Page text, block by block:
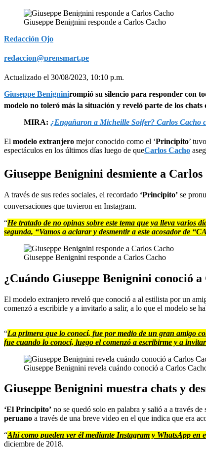
Giuseppe Benignini responde a Carlos Cacho
Redacción Ojo
redaccion@prensmart.pe
Actualizado el 30/08/2023, 10:10 p.m.
Giuseppe Benigninirompió su silencio para responder con
modelo no toleró más la situación y reveló parte de los
MIRA: ¿Engañaron a Micheille Soifer? Carlos Cacho
El modelo extranjero mejor conocido como el ‘Principito’
espectáculos en los últimos días luego de queCarlos Cacho
Giuseppe Benignini desmiente a Carlos
A través de sus redes sociales, el recordado ‘Principito’ se
conversaciones que tuvieron en Instagram.
“He tratado de no opinas sobre este tema que ya lleva varios
segunda, “Vamos a aclarar y desmentir a este acosador de
Giuseppe Benignini responde a Carlos Cacho
¿Cuándo Giuseppe Benignini conoció a
El modelo extranjero reveló que conoció a al estilista por un
comenzó a escribirle y a invitarlo a salir, a lo que el modelo se
“La primera que lo conocí, fue por medio de un gran amigo
fue cuando lo conocí, luego el comenzó a escribirme y a
Giuseppe Benignini revela cuándo conoció a Carlos
Giuseppe Benignini muestra chats y
‘El Principito’ no se quedó solo en palabra y salió a a través de
peruano a través de una breve video en el que indica que era
“Ahí como pueden ver él mediante Instagram y WhatsApp en
diciembre de 2018.